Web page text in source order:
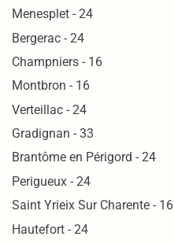
Menesplet - 24
Bergerac - 24
Champniers - 16
Montbron - 16
Verteillac - 24
Gradignan - 33
Brantôme en Périgord - 24
Perigueux - 24
Saint Yrieix Sur Charente - 16
Hautefort - 24